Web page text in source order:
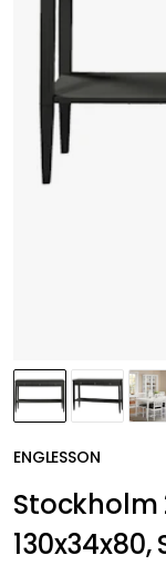
ENGLESSON
Stockholm
130x34x80,